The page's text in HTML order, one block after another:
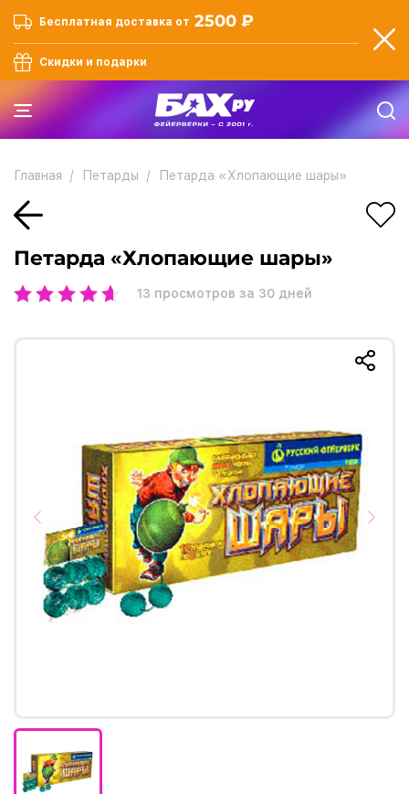
Бесплатная доставка от 2500 ₽
Скидки и подарки
Главная Петарды Петарда «Хлопающие шары»
Петарда «Хлопающие шары»
13 просмотров за 30 дней